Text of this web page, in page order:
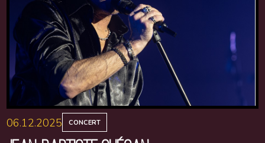
06.12.2025 CONCERT